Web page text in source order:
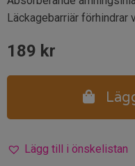
Läckagebarriär förhindrar
189 kr
Lägg till i önskelistan